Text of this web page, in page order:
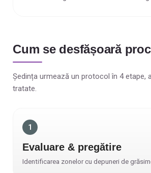
Cum se desfășoară
Ședința urmează un protocol în 4 etape,
tratate.
1
Evaluare & pregătire
Identificarea zonelor cu depuneri de